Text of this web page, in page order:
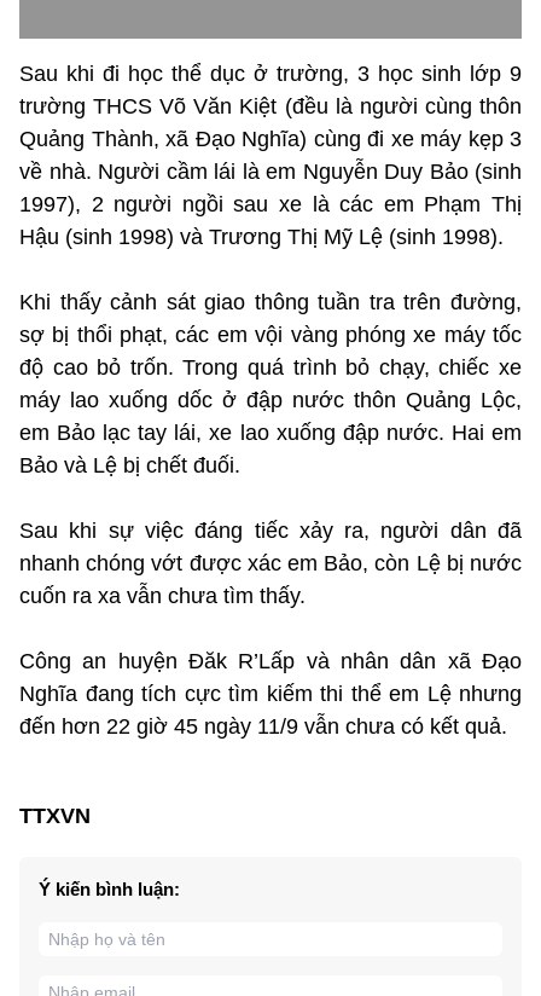
Sau khi đi học thể dục ở trường, 3 học sinh lớp 9
trường THCS Võ Văn Kiệt (đều là người cùng thôn
Quảng Thành, xã Đạo Nghĩa) cùng đi xe máy kẹp 3
về nhà. Người cầm lái là em Nguyễn Duy Bảo (sinh
1997), 2 người ngồi sau xe là các em Phạm Thị
Hậu (sinh 1998) và Trương Thị Mỹ Lệ (sinh 1998).
Khi thấy cảnh sát giao thông tuần tra trên đường,
sợ bị thổi phạt, các em vội vàng phóng xe máy tốc
độ cao bỏ trốn. Trong quá trình bỏ chạy, chiếc xe
máy lao xuống dốc ở đập nước thôn Quảng Lộc,
em Bảo lạc tay lái, xe lao xuống đập nước. Hai em
Bảo và Lệ bị chết đuối.
Sau khi sự việc đáng tiếc xảy ra, người dân đã
nhanh chóng vớt được xác em Bảo, còn Lệ bị nước
cuốn ra xa vẫn chưa tìm thấy.
Công an huyện Đăk R’Lấp và nhân dân xã Đạo
Nghĩa đang tích cực tìm kiếm thi thể em Lệ nhưng
đến hơn 22 giờ 45 ngày 11/9 vẫn chưa có kết quả.
TTXVN
Ý kiến bình luận: